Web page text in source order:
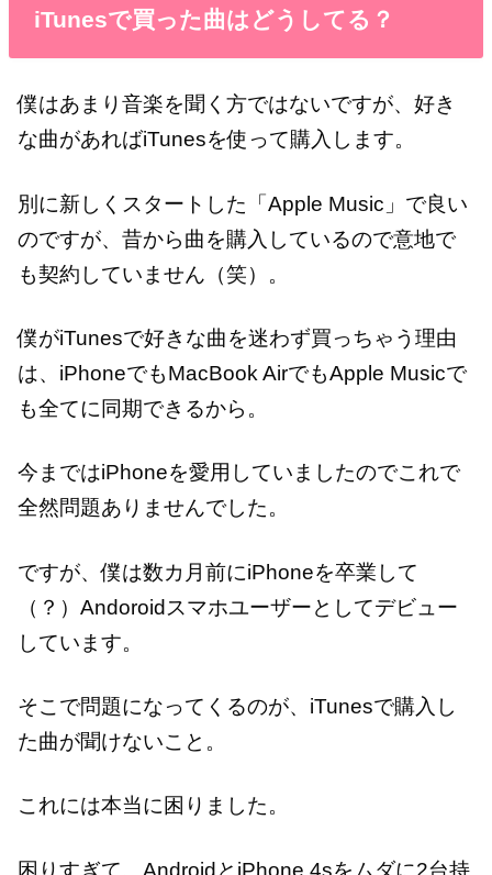
iTunesで買った曲はどうしてる？
僕はあまり音楽を聞く方ではないですが、好き
な曲があればiTunesを使って購入します。
別に新しくスタートした「Apple Music」で良い
のですが、昔から曲を購入しているので意地で
も契約していません（笑）。
僕がiTunesで好きな曲を迷わず買っちゃう理由
は、iPhoneでもMacBook AirでもApple Musicで
も全てに同期できるから。
今まではiPhoneを愛用していましたのでこれで
全然問題ありませんでした。
ですが、僕は数カ月前にiPhoneを卒業して
（？）Andoroidスマホユーザーとしてデビュー
しています。
そこで問題になってくるのが、iTunesで購入し
た曲が聞けないこと。
これには本当に困りました。
困りすぎて、AndroidとiPhone 4sをムダに2台持